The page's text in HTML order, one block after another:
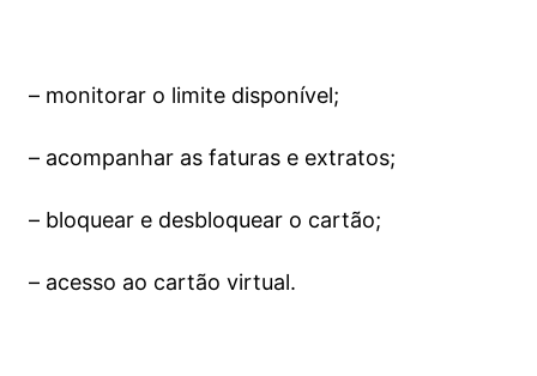
– monitorar o limite disponível;
– acompanhar as faturas e extratos;
– bloquear e desbloquear o cartão;
– acesso ao cartão virtual.